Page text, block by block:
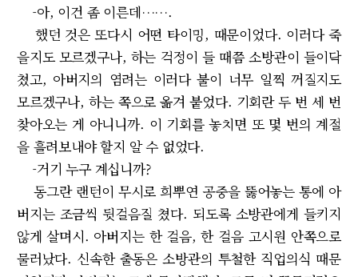
-아, 이건 좀 이른데…….
했던 것은 또다시 어떤 타이밍, 때문이었다. 이러다 죽
을지도 모르겠구나, 하는 걱정이 들 때쯤 소방관이 들이닥
쳤고, 아버지의 염려는 이러다 불이 너무 일찍 꺼질지도
모르겠구나, 하는 쪽으로 옮겨 붙었다. 기회란 두 번 세 번
찾아오는 게 아니니까. 이 기회를 놓치면 또 몇 번의 계절
을 흘려보내야 할지 알 수 없었다.
-거기 누구 계십니까?
동그란 랜턴이 무시로 희뿌연 공중을 뚫어놓는 통에 아
버지는 조금씩 뒷걸음질 쳤다. 되도록 소방관에게 들키지
않게 살며시. 아버지는 한 걸음, 한 걸음 고시원 안쪽으로
물러났다. 신속한 출동은 소방관의 투철한 직업의식 때문